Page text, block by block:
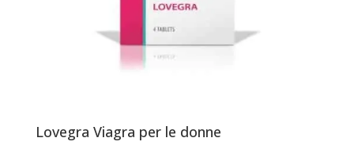
Lovegra Viagra per le donne